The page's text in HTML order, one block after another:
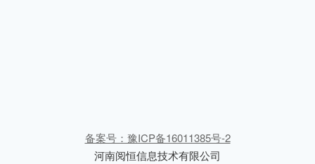
备案号：豫ICP备16011385号-2
河南阅恒信息技术有限公司